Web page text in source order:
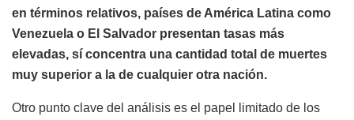
en términos relativos, países de América Latina como
Venezuela o El Salvador presentan tasas más
elevadas, sí concentra una cantidad total de muertes
muy superior a la de cualquier otra nación.
Otro punto clave del análisis es el papel limitado de los